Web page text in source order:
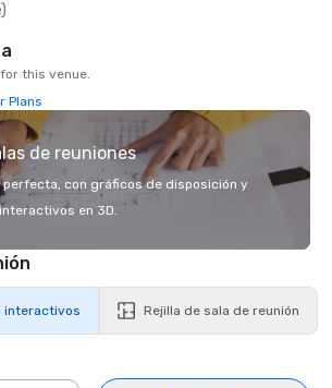
this venue.
Plans
de reuniones
perfecta, con gráficos de disposición y
en 3D.
interactivos Rejilla de sala de reunión